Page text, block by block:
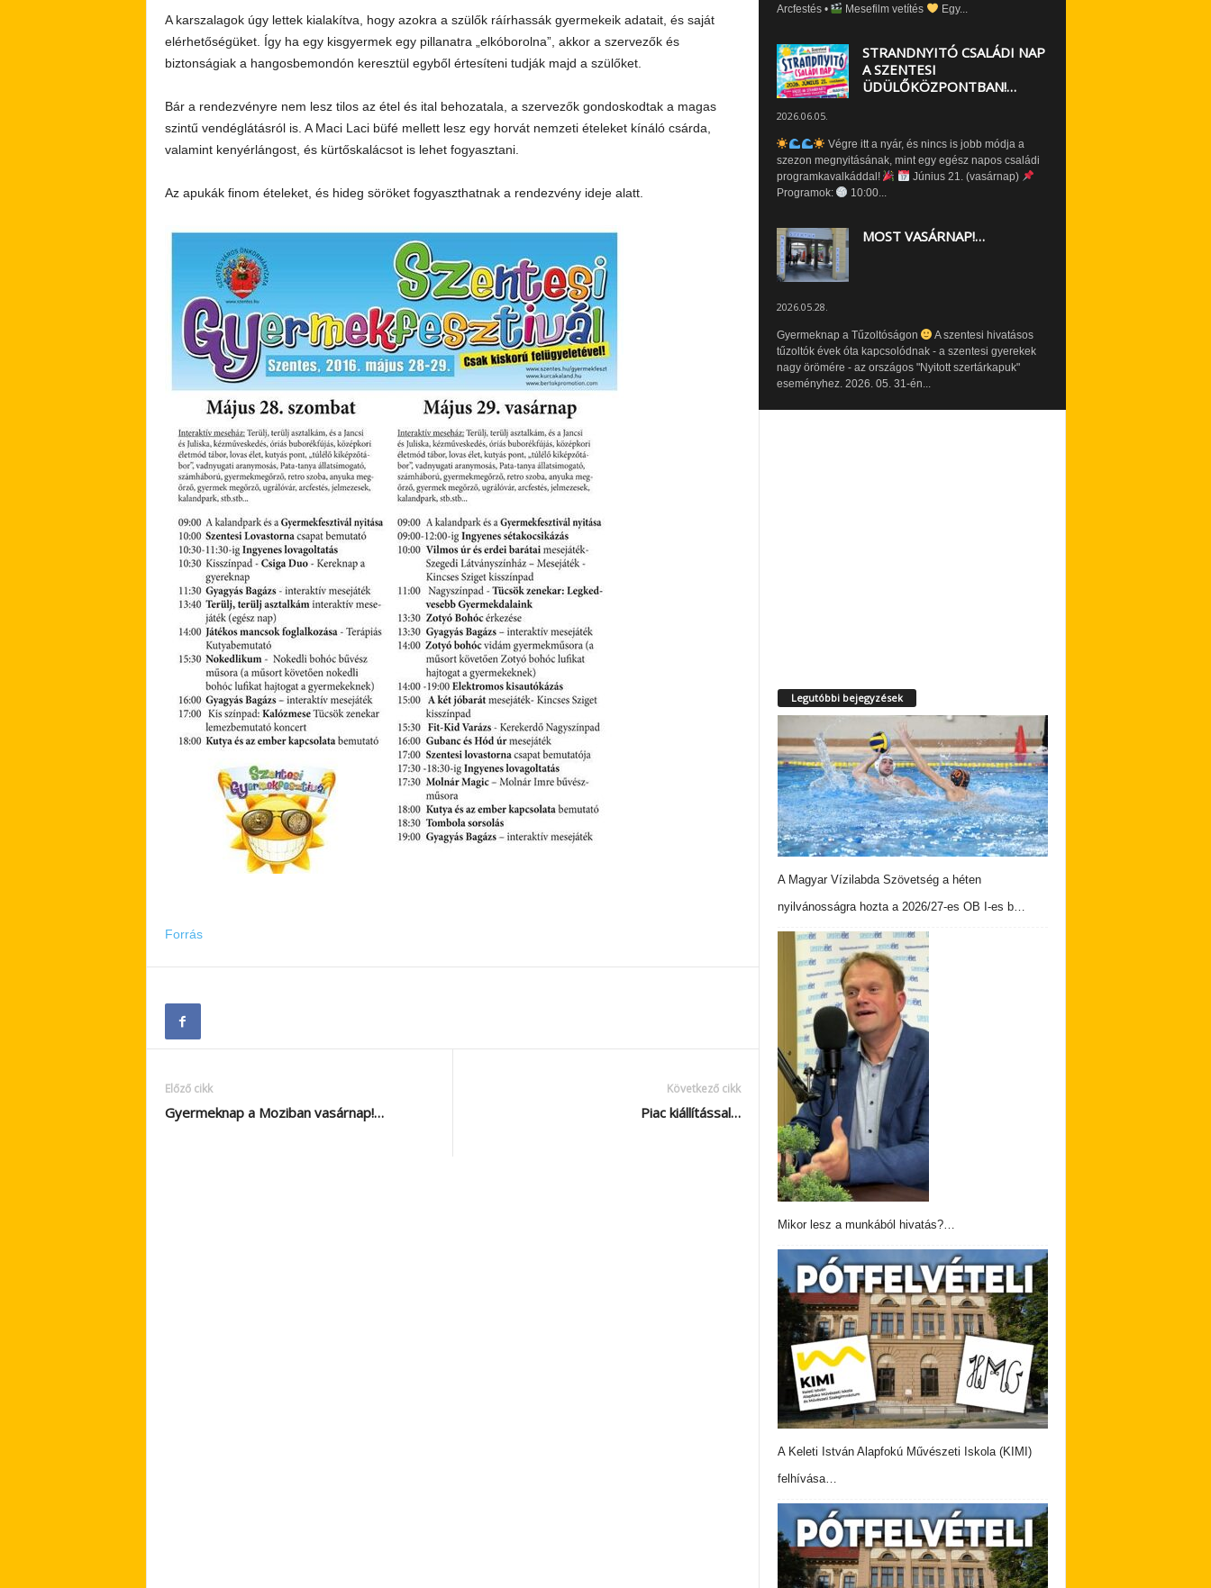
A karszalagok úgy lettek kialakítva, hogy azokra a szülők ráírhassák gyermekeik adatait, és saját
elérhetőségüket. Így ha egy kisgyermek egy pillanatra „elkóborolna”, akkor a szervezők és
biztonságiak a hangosbemondón keresztül egyből értesíteni tudják majd a szülőket.
Bár a rendezvényre nem lesz tilos az étel és ital behozatala, a szervezők gondoskodtak a magas
szintű vendéglátásról is. A Maci Laci büfé mellett lesz egy horvát nemzeti ételeket kínáló csárda,
valamint kenyérlángost, és kürtőskalácsot is lehet fogyasztani.
Az apukák finom ételeket, és hideg söröket fogyaszthatnak a rendezvény ideje alatt.
Forrás
Előző cikk
Gyermeknap a Moziban vasárnap!…
Következő cikk
Piac kiállítással…
Arcfestés •
Mesefilm vetítés Egy...
STRANDNYITÓ CSALÁDI NAP
A SZENTESI
ÜDÜLŐKÖZPONTBAN!…
2026.06.05.
Végre itt a nyár, és nincs is jobb módja a
szezon megnyitásának, mint egy egész napos családi
programkavalkáddal!
Június 21. (vasárnap)
Programok:
10:00...
MOST VASÁRNAP!…
2026.05.28.
Gyermeknap a Tűzoltóságon
A szentesi hivatásos
tűzoltók évek óta kapcsolódnak - a szentesi gyerekek
nagy örömére - az országos "Nyitott szertárkapuk"
eseményhez. 2026. 05. 31-én...
Legutóbbi bejegyzések
A Magyar Vízilabda Szövetség a héten
nyilvánosságra hozta a 2026/27-es OB I-es b…
Mikor lesz a munkából hivatás?…
A Keleti István Alapfokú Művészeti Iskola (KIMI)
felhívása…